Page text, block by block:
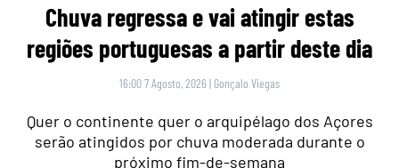
Chuva regressa e vai atingir estas
regiões portuguesas a partir deste dia
16:00 7 Agosto, 2026 | Gonçalo Viegas
Quer o continente quer o arquipélago dos Açores
serão atingidos por chuva moderada durante o
próximo fim-de-semana